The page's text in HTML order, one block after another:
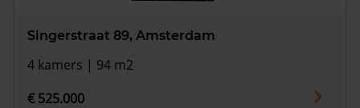
Singerstraat 89, Amsterdam
4 kamers | 94 m2
€ 525.000